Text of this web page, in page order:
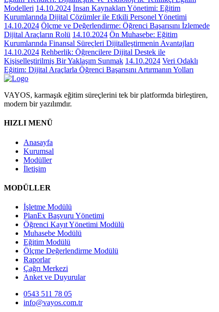
Modelleri 14.10.2024 İnsan Kaynakları Yönetimi: Eğitim
Kurumlarında Dijital Çözümler ile Etkili Personel Yönetimi
14.10.2024 Ölçme ve Değerlendirme: Öğrenci Başarısını İzlemede
Dijital Araçların Rolü 14.10.2024 Ön Muhasebe: Eğitim
Kurumlarında Finansal Süreçleri Dijitalleştirmenin Avantajları
14.10.2024 Rehberlik: Öğrencilere Dijital Destek ile
Kişiselleştirilmiş Bir Yaklaşım Sunmak 14.10.2024 Veri Odaklı
Eğitim: Dijital Araçlarla Öğrenci Başarısını Artırmanın Yolları
VAYOS, karmaşık eğitim süreçlerini tek bir platformda birleştiren,
modern bir yazılımdır.
HIZLI MENÜ
Anasayfa
Kurumsal
Modüller
İletişim
MODÜLLER
İşletme Modülü
PlanEx Başvuru Yönetimi
Öğrenci Kayıt Yönetimi Modülü
Muhasebe Modülü
Eğitim Modülü
Ölçme Değerlendirme Modülü
Raporlar
Çağrı Merkezi
Anket ve Duyurular
0543 511 78 05
info@vayos.com.tr